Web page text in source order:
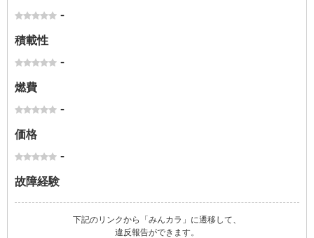
-
積載性
-
燃費
-
価格
-
故障経験
下記のリンクから「みんカラ」に遷移して、
違反報告ができます。